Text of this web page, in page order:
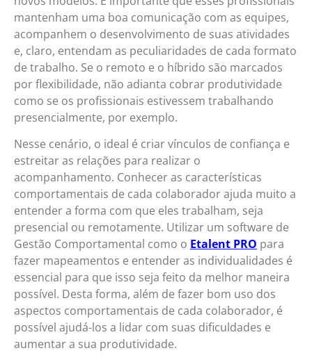
mantenham uma boa comunicação com as equipes,
acompanhem o desenvolvimento de suas atividades
e, claro, entendam as peculiaridades de cada formato
de trabalho. Se o remoto e o híbrido são marcados
por flexibilidade, não adianta cobrar produtividade
como se os profissionais estivessem trabalhando
presencialmente, por exemplo.
Nesse cenário, o ideal é criar vínculos de confiança e
estreitar as relações para realizar o
acompanhamento. Conhecer as características
comportamentais de cada colaborador ajuda muito a
entender a forma com que eles trabalham, seja
presencial ou remotamente. Utilizar um software de
Gestão Comportamental como o Etalent PRO para
fazer mapeamentos e entender as individualidades é
essencial para que isso seja feito da melhor maneira
possível. Desta forma, além de fazer bom uso dos
aspectos comportamentais de cada colaborador, é
possível ajudá-los a lidar com suas dificuldades e
aumentar a sua produtividade.